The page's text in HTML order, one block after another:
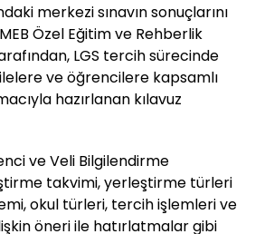
merkezi sınavın sonuçlarını
Özel Eğitim ve Rehberlik
LGS tercih sürecinde
ve öğrencilere kapsamlı
hazırlanan kılavuz
ve Veli Bilgilendirme
takvimi, yerleştirme türleri
okul türleri, tercih işlemleri ve
öneri ile hatırlatmalar gibi